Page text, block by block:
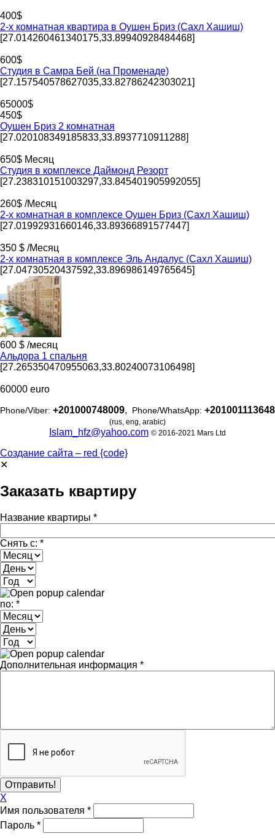
400$
2-х комнатная квартира в Оушен Бриз (Сахл Хашиш)
[27.014260461340175,33.89940928484468]
600$
Студия в Самра Бей (на Променаде)
[27.157540578627035,33.82786242303021]
65000$
450$
Оушен Бриз 2 комнатная
[27.020108349185833,33.8937710911288]
650$ Месяц
Студия в комплексе Даймонд Резорт
[27.238310151003297,33.845401905992055]
260$ /Месяц
2-х комнатная в комплексе Оушен Бриз (Сахл Хашиш)
[27.01992931660146,33.89366891577447]
350 $ /Месяц
2-х комнатная в комплексе Эль Андалус (Сахл Хашиш)
[27.04730520437592,33.896986149765645]
600 $ /месяц
Альдора 1 спальня
[27.265350470955063,33.80240073106498]
60000 euro
Phone/Viber: +201000748009, Phone/WhatsApp: +201001113648
(rus, eng, arabic)
Islam_hfz@yahoo.com © 2016-2021 Mars Ltd
Создание сайта – red {code}
✕
Заказать квартиру
Название квартиры *
Снять с: *
Месяц
День
Год
по: *
Месяц
День
Год
Дополнительная информация *
X
Имя пользователя *
Пароль *